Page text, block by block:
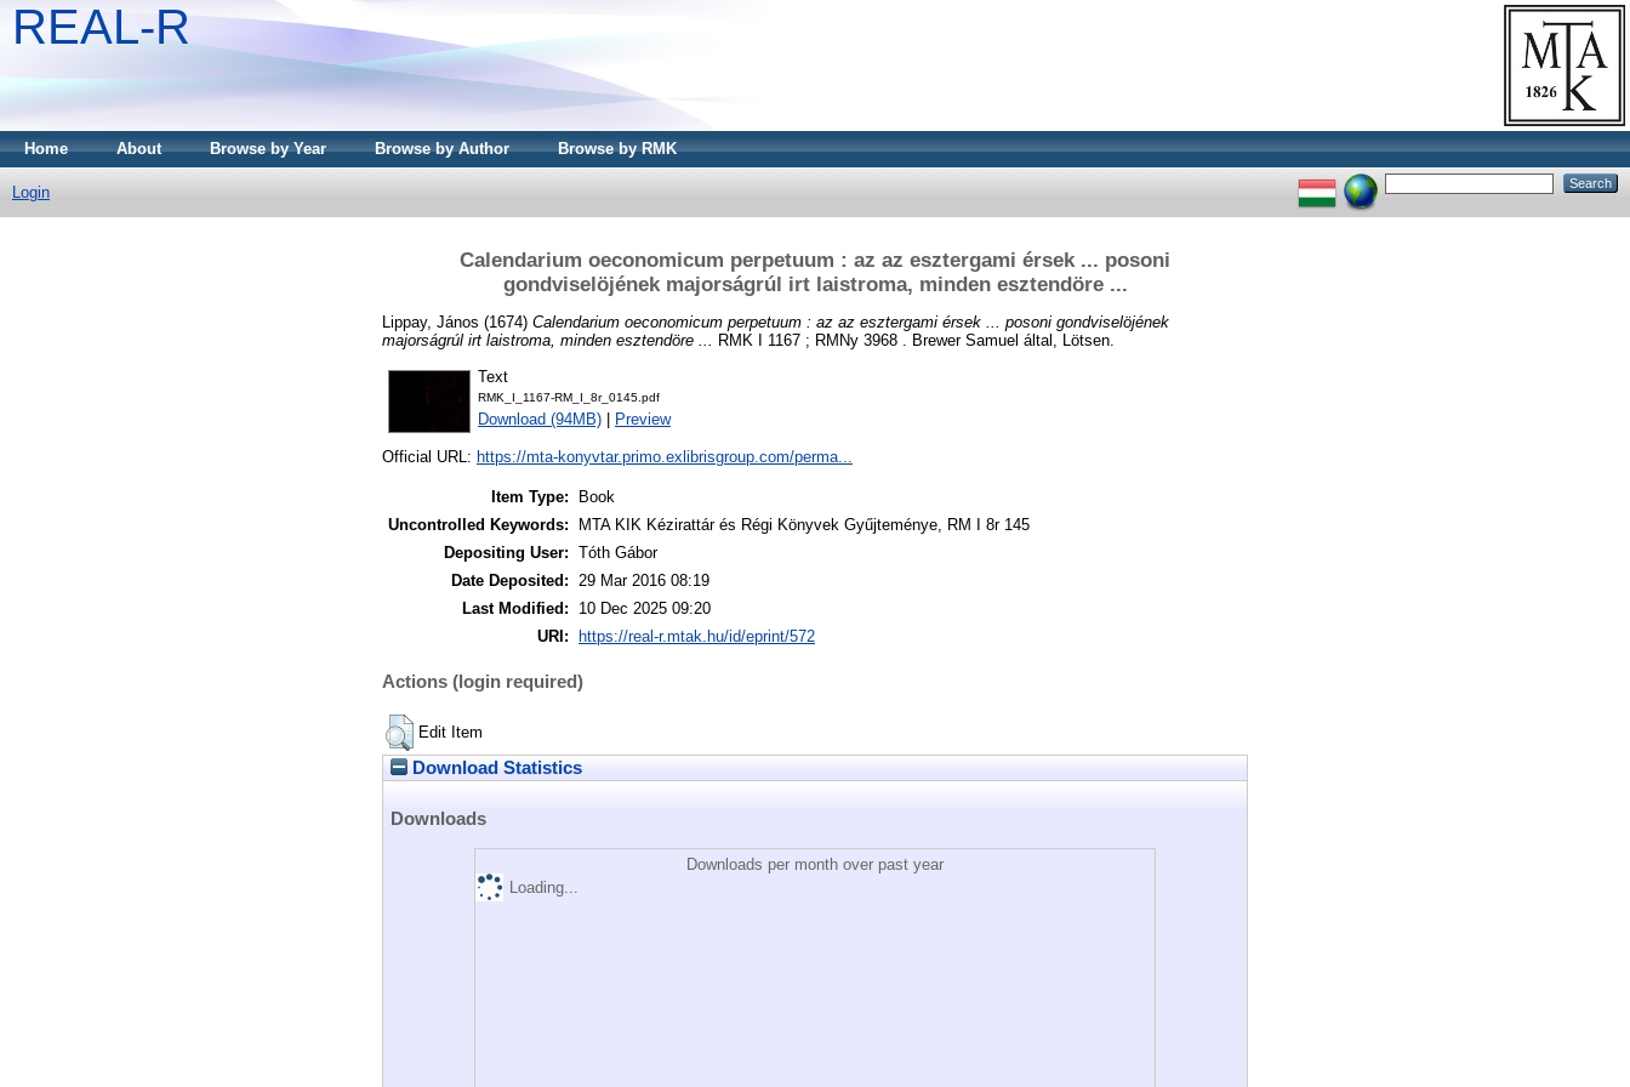
REAL-R
Home About Browse by Year Browse by Author Browse by RMK
Login
Calendarium oeconomicum perpetuum : az az esztergami érsek ... posoni
gondviselöjének majorságrúl irt laistroma, minden esztendöre ...
Lippay, János (1674) Calendarium oeconomicum perpetuum : az az esztergami érsek ... posoni gondviselöjének
majorságrúl irt laistroma, minden esztendöre ...
RMK I 1167 ; RMNy 3968 . Brewer Samuel által, Lötsen.
Text
RMK_I_1167-RM_I_8r_0145.pdf
Download (94MB) Preview
Official URL: https://mta-konyvtar.primo.exlibrisgroup.com/perma...
Item Type:
Book
Uncontrolled Keywords:
MTA KIK Kézirattár és Régi Könyvek Gyűjteménye, RM I 8r 145
Depositing User: Tóth Gábor
Date Deposited: 29 Mar 2016 08:19
Last Modified:
10 Dec 2025 09:20
URI:
https://real-r.mtak.hu/id/eprint/572
Actions (login required)
Edit Item
Download Statistics
Downloads
Downloads per month over past year
Loading...